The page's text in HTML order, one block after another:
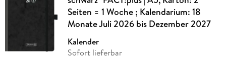
Seiten = 1 Woche ; Kalendarium: 18
Monate Juli 2026 bis Dezember 2027
Kalender
Sofort lieferbar